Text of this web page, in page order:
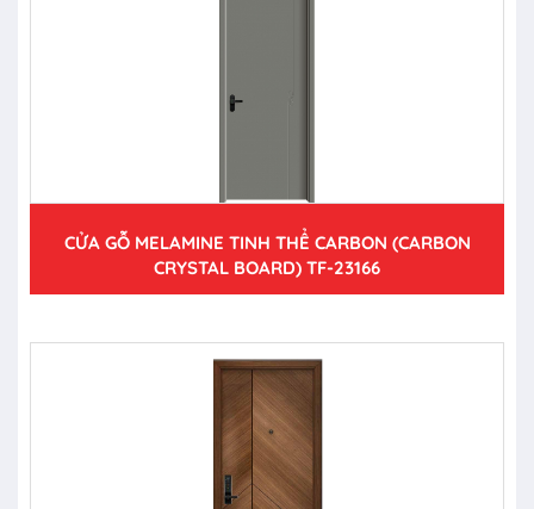
CỬA GỖ MELAMINE TINH THỂ CARBON (CARBON
CRYSTAL BOARD) TF-23166